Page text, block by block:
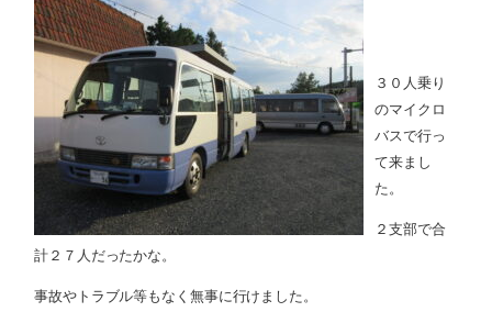
３０人乗り
のマイクロ
バスで行っ
て来まし
た。
２支部で合
計２７人だったかな。
事故やトラブル等もなく無事に行けました。